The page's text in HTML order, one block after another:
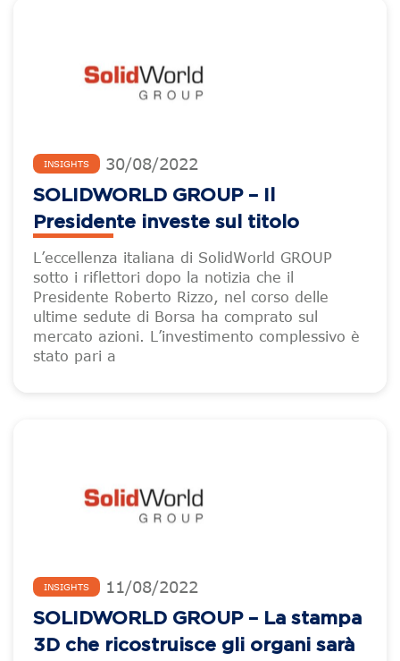
INSIGHTS 30/08/2022
SOLIDWORLD GROUP – Il
Presidente investe sul titolo
L’eccellenza italiana di SolidWorld GROUP
sotto i riflettori dopo la notizia che il
Presidente Roberto Rizzo, nel corso delle
ultime sedute di Borsa ha comprato sul
mercato azioni. L’investimento complessivo è
stato pari a
INSIGHTS 11/08/2022
SOLIDWORLD GROUP – La stampa
3D che ricostruisce gli organi sarà